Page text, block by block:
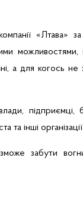
«Лтава»
а для когось не
підприємці,
та інші організації.
забути